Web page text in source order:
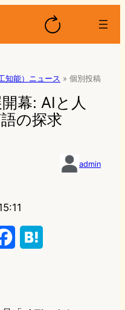
知能）ニュース » 個別投稿
幕: AIと人
の探求
admin
e